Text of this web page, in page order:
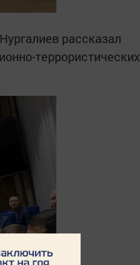
рассказал
террористических